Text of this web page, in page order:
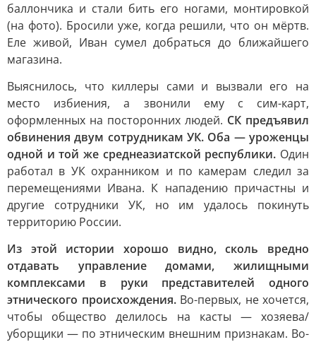
баллончика и стали бить его ногами, монтировкой
(на фото). Бросили уже, когда решили, что он мёртв.
Еле живой, Иван сумел добраться до ближайшего
магазина.
Выяснилось, что киллеры сами и вызвали его на
место избиения, а звонили ему с сим-карт,
оформленных на посторонних людей. СК предъявил
обвинения двум сотрудникам УК. Оба — уроженцы
одной и той же среднеазиатской республики. Один
работал в УК охранником и по камерам следил за
перемещениями Ивана. К нападению причастны и
другие сотрудники УК, но им удалось покинуть
территорию России.
Из этой истории хорошо видно, сколь вредно
отдавать управление домами, жилищными
комплексами в руки представителей одного
этнического происхождения. Во-первых, не хочется,
чтобы общество делилось на касты — хозяева/
уборщики — по этническим внешним признакам. Во-